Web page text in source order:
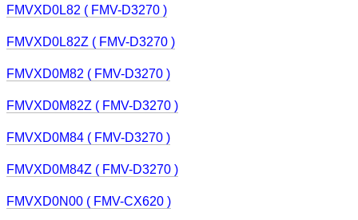
FMVXD0L82 ( FMV-D3270 )
FMVXD0L82Z ( FMV-D3270 )
FMVXD0M82 ( FMV-D3270 )
FMVXD0M82Z ( FMV-D3270 )
FMVXD0M84 ( FMV-D3270 )
FMVXD0M84Z ( FMV-D3270 )
FMVXD0N00 ( FMV-CX620 )